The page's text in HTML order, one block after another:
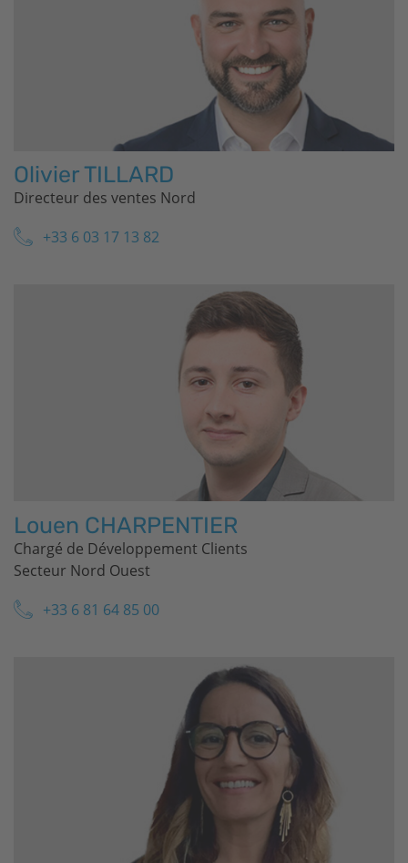
Olivier TILLARD
Directeur des ventes Nord
+33 6 03 17 13 82
Louen CHARPENTIER
Chargé de Développement Clients
Secteur Nord Ouest
+33 6 81 64 85 00